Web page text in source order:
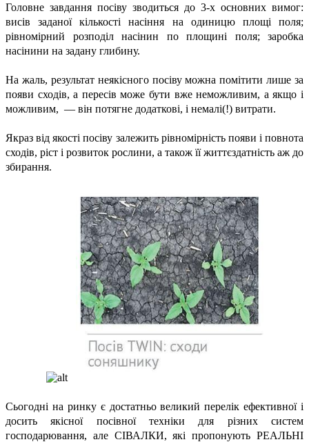
Головне завдання посіву зводиться до 3-х основних вимог:
висів заданої кількості насіння на одиницю площі поля;
рівномірний розподіл насінин по площині поля; заробка
насінини на задану глибину.
На жаль, результат неякісного посіву можна помітити лише за
появи сходів, а пересів може бути вже неможливим, а якщо і
можливим, — він потягне додаткові, і немалі(!) витрати.
Якраз від якості посіву залежить рівномірність появи і повнота
сходів, ріст і розвиток рослини, а також її життєздатність аж до
збирання.
Сьогодні на ринку є достатньо великий перелік ефективної і
досить якісної посівної техніки для різних систем
господарювання, але СІВАЛКИ, які пропонують РЕАЛЬНІ